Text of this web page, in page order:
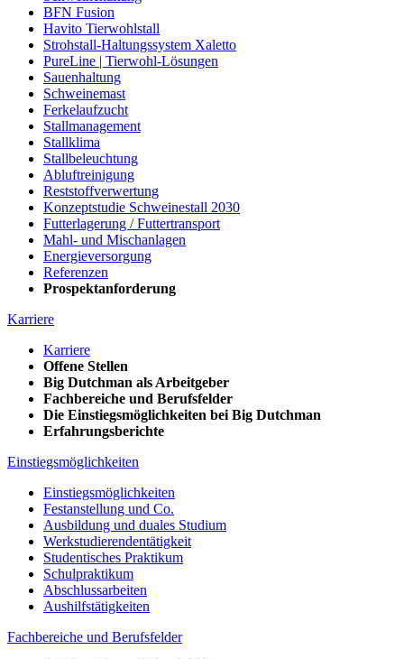
BFN Fusion
Havito Tierwohlstall
Strohstall-Haltungssystem Xaletto
PureLine | Tierwohl-Lösungen
Sauenhaltung
Schweinemast
Ferkelaufzucht
Stallmanagement
Stallklima
Stallbeleuchtung
Abluftreinigung
Reststoffverwertung
Konzeptstudie Schweinestall 2030
Futterlagerung / Futtertransport
Mahl- und Mischanlagen
Energieversorgung
Referenzen
Prospektanforderung
Karriere
Karriere
Offene Stellen
Big Dutchman als Arbeitgeber
Fachbereiche und Berufsfelder
Die Einstiegsmöglichkeiten bei Big Dutchman
Erfahrungsberichte
Einstiegsmöglichkeiten
Einstiegsmöglichkeiten
Festanstellung und Co.
Ausbildung und duales Studium
Werkstudierendentätigkeit
Studentisches Praktikum
Schulpraktikum
Abschlussarbeiten
Aushilfstätigkeiten
Fachbereiche und Berufsfelder